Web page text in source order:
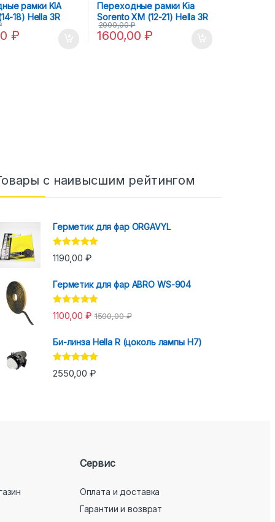
рамки KIA
18) Hella 3R
₽
Переходные рамки Kia
Sorento XM (12-21) Hella 3R
Галоген
1600,00₽
2000,00₽
с наивысшим рейтингом
Герметик для фар ORGAVYL
Оценка 5.00
из 5
1190,00 ₽
Герметик для фар ABRO WS-904
Оценка 5.00
из 5
1100,00 ₽ 1500,00₽
Би-линза Hella R (цоколь лампы H7)
Оценка5.00
из 5
2550,00 ₽
Сервис
Оплата и доставка
Гарантии и возврат